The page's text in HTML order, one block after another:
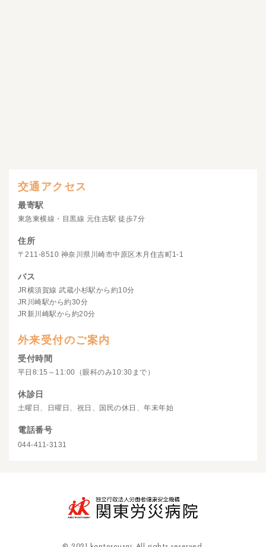
交通アクセス
最寄駅
東急東横線・目黒線 元住吉駅 徒歩7分
住所
〒211-8510 神奈川県川崎市中原区木月住吉町1-1
バス
JR横須賀線 武蔵小杉駅から約10分
JR川崎駅から約30分
JR新川崎駅から約20分
外来受付のご案内
受付時間
平日8:15～11:00（眼科のみ10:30まで）
休診日
土曜日、日曜日、祝日、国民の休日、年末年始
電話番号
044-411-3131